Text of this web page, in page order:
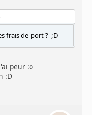
frais de port ? ;D
peur :o
:D